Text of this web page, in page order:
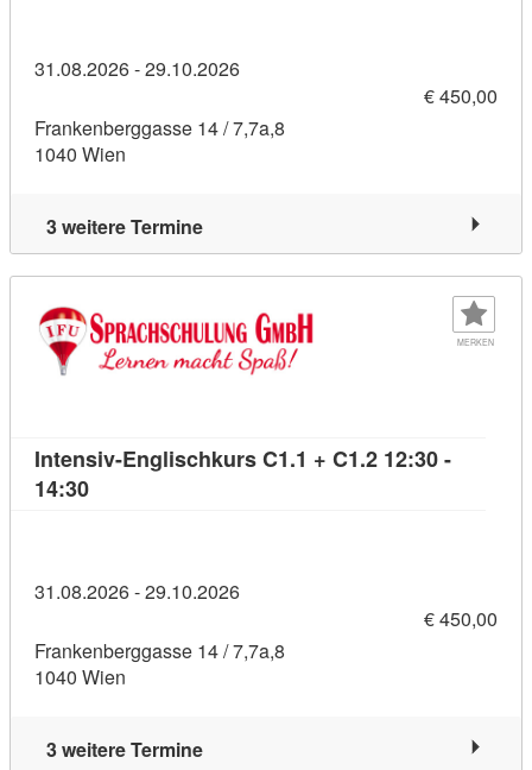
31.08.2026 - 29.10.2026
€ 450,00
Frankenberggasse 14 / 7,7a,8
1040 Wien
3 weitere Termine
MERKEN
Intensiv-Englischkurs C1.1 + C1.2 12:30 -
14:30Kursdetail: Intensiv-Englischkurs C1.1 + C1.2
31.08.2026 - 29.10.2026
€ 450,00
Frankenberggasse 14 / 7,7a,8
1040 Wien
3 weitere Termine